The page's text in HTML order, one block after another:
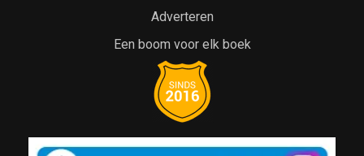
Adverteren
Een boom voor elk boek